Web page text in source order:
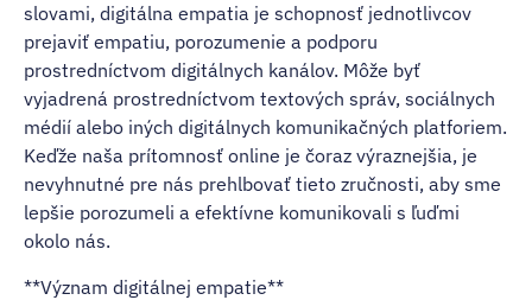
slovami, digitálna empatia je schopnosť jednotlivcov
prejaviť empatiu, porozumenie a podporu
prostredníctvom digitálnych kanálov. Môže byť
vyjadrená prostredníctvom textových správ, sociálnych
médií alebo iných digitálnych komunikačných platforiem.
Keďže naša prítomnosť online je čoraz výraznejšia, je
nevyhnutné pre nás prehlbovať tieto zručnosti, aby sme
lepšie porozumeli a efektívne komunikovali s ľuďmi
okolo nás.
**Význam digitálnej empatie**